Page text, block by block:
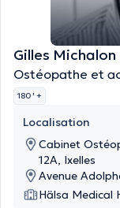
Gilles Michalon
Ostéopathe et
180 ' +
Localisation
Cabinet
12A, Ixelles
Avenue
Hälsa Medical